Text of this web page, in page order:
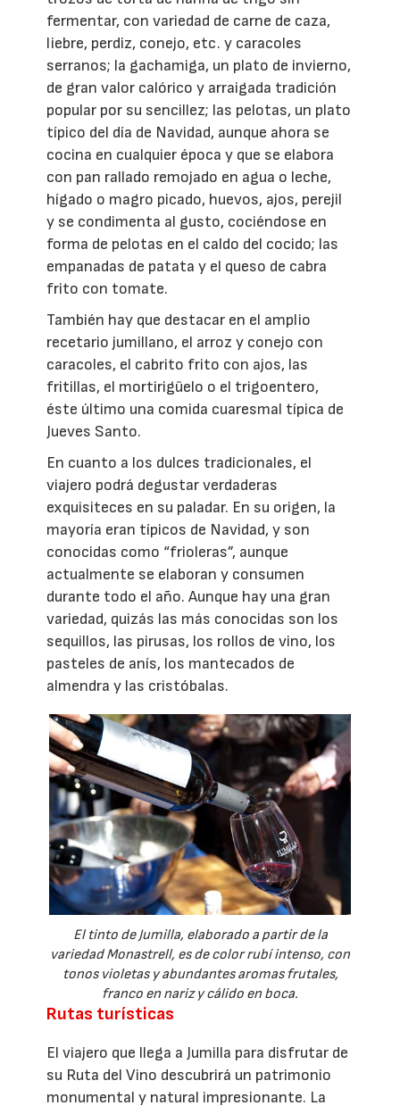
fermentar, con variedad de carne de caza,
liebre, perdiz, conejo, etc. y caracoles
serranos; la gachamiga, un plato de invierno,
de gran valor calórico y arraigada tradición
popular por su sencillez; las pelotas, un plato
típico del día de Navidad, aunque ahora se
cocina en cualquier época y que se elabora
con pan rallado remojado en agua o leche,
hígado o magro picado, huevos, ajos, perejil
y se condimenta al gusto, cociéndose en
forma de pelotas en el caldo del cocido; las
empanadas de patata y el queso de cabra
frito con tomate.
También hay que destacar en el amplio
recetario jumillano, el arroz y conejo con
caracoles, el cabrito frito con ajos, las
fritillas, el mortirigüelo o el trigoentero,
éste último una comida cuaresmal típica de
Jueves Santo.
En cuanto a los dulces tradicionales, el
viajero podrá degustar verdaderas
exquisiteces en su paladar. En su origen, la
mayoría eran típicos de Navidad, y son
conocidas como “frioleras”, aunque
actualmente se elaboran y consumen
durante todo el año. Aunque hay una gran
variedad, quizás las más conocidas son los
sequillos, las pirusas, los rollos de vino, los
pasteles de anís, los mantecados de
almendra y las cristóbalas.
El tinto de Jumilla, elaborado a partir de la
variedad Monastrell, es de color rubí intenso, con
tonos violetas y abundantes aromas frutales,
franco en nariz y cálido en boca.
Rutas turísticas
El viajero que llega a Jumilla para disfrutar de
su Ruta del Vino descubrirá un patrimonio
monumental y natural impresionante. La